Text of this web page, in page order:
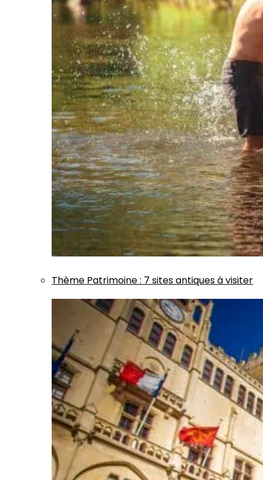
Thème Patrimoine: 7 sites antiques à visiter